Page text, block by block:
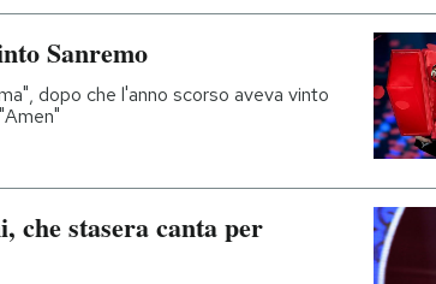
Sanremo
dopo che l'anno scorso aveva vinto
che stasera canta per